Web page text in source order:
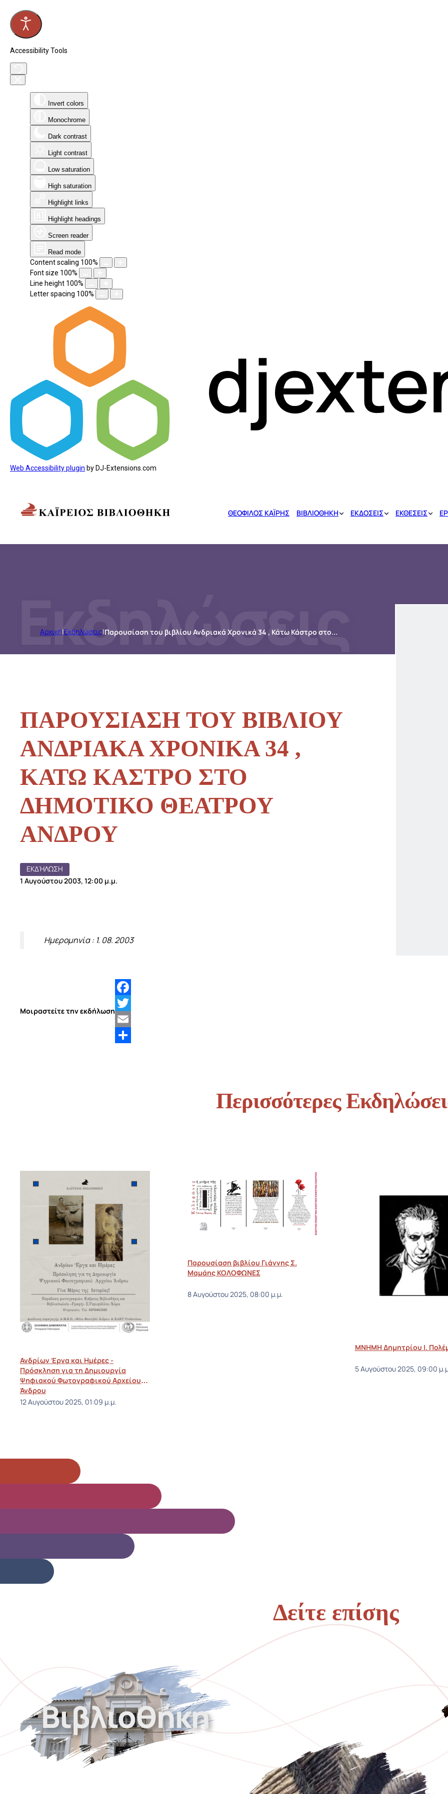
Accessibility Tools
Invert colors
Monochrome
Dark contrast
Light contrast
Low saturation
High saturation
Highlight links
Highlight headings
Screen reader
Read mode
Content scaling 100%
Font size 100%
Line height 100%
Letter spacing 100%
Web Accessibility plugin by DJ-Extensions.com
ΘΕΟΦΙΛΟΣ ΚΑΪΡΗΣ ΒΙΒΛΙΟΘΗΚΗ ΕΚΔΟΣΕΙΣ ΕΚΘΕΣΕΙΣ
Εκδηλώσεις
Αρχική|Εκδηλώσεις| Παρουσίαση του βιβλίου Ανδριακά Χρονικά 34 , Κάτω Κάστρο στο Δημοτικό Θέατρου Άνδρου
ΠΑΡΟΥΣΙΑΣΗ ΤΟΥ ΒΙΒΛΙΟΥ
ΑΝΔΡΙΑΚΑ ΧΡΟΝΙΚΑ 34 ,
ΚΑΤΩ ΚΑΣΤΡΟ ΣΤΟ
ΔΗΜΟΤΙΚΟ ΘΕΑΤΡΟΥ
ΑΝΔΡΟΥ
ΕΚΔΉΛΩΣΗ
1 Αυγούστου 2003, 12:00 μ.μ.
Ημερομηνία : 1. 08. 2003
Μοιραστείτε την εκδήλωση
Facebook
Twitter
Email
Περισσότερες
Ανδρίων Έργα και Ημέρες -
Πρόσκληση για τη Δημιουργία
Ψηφιακού Φωτογραφικού Αρχείου
Άνδρου
12 Αυγούστου 2025, 01:09 μ.μ.
Παρουσίαση βιβλίου Γιάννης Σ.
Μαμάης ΚΟΛΟΦΩΝΕΣ
8 Αυγούστου 2025, 08:00 μ.μ.
ΜΝΗΜΗ Δημητρίου Ι.
5 Αυγούστου 2025, 09:00
Δείτε επίσης
Βιβλιοθήκη